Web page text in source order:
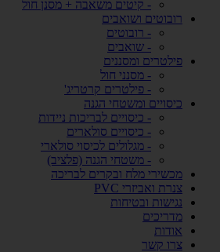
- קיטים משאבה + מסנן חול
רובוטים ושואבים
- רובוטים
- שואבים
פילטרים ומסננים
- מסנני חול
- פילטרים קרטריג'
כיסויים ומשטחי הגנה
- כיסויים לבריכות ניידות
- כיסויים סולארים
- מגלולים לכיסוי סולארי
- משטחי הגנה (פלציב)
מכשירי מלח ובקרים לבריכה
צנרת ואביזרי PVC
נגישות ובטיחות
מדריכים
אודות
צרו קשר